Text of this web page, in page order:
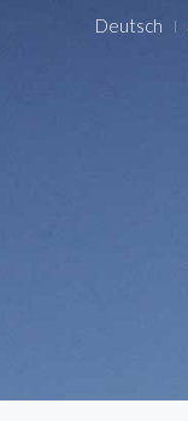
Deutsch